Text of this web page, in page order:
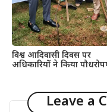
विश्व आदिवासी दिवस पर
अधिकारियों ने किया
Leave a